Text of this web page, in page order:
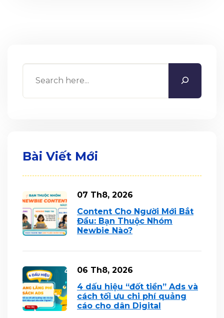
Search
Bài Viết Mới
07 Th8, 2026
Content Cho Người Mới Bắt
Đầu: Bạn Thuộc Nhóm
Newbie Nào?
06 Th8, 2026
4 dấu hiệu “đốt tiền” Ads và
cách tối ưu chi phí quảng
cáo cho dân Digital